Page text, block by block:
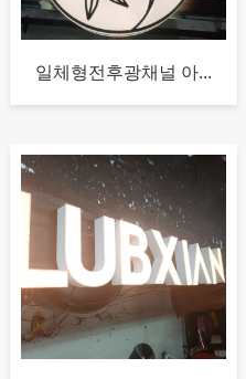
일체형전후광채널 아...